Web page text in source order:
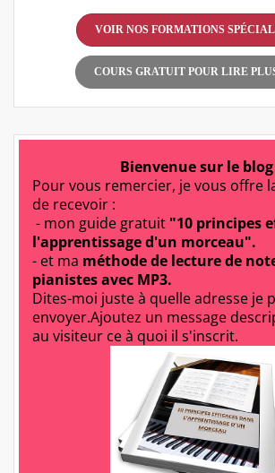
VOIR NOS FORMATIONS
COURS GRATUIT POUR LIRE